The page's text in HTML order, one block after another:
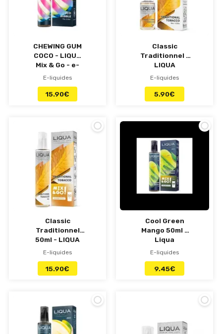
CHEWING GUM
COCO - LIQUA
Mix & Go - e-
liquide 50ml
E-liquides
15.90€
Classic
Traditionnel -
LIQUA
E-liquides
5.90€
Classic
Traditionnel
50ml - LIQUA
E-liquides
15.90€
Cool Green
Mango 50ml -
Liqua
E-liquides
9.45€